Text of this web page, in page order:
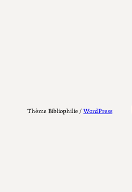
Thème Bibliophilie / WordPress